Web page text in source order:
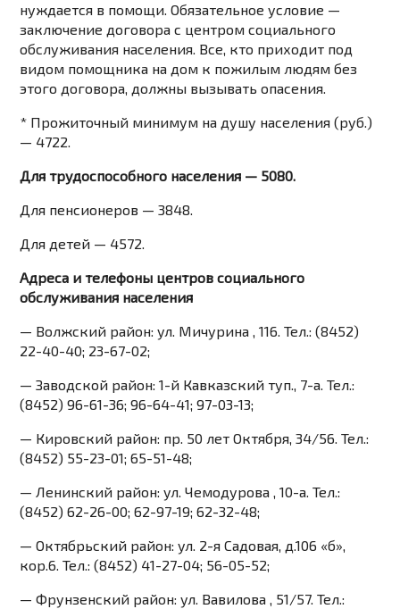
нуждается в помощи. Обязательное условие —
заключение договора с центром социального
обслуживания населения. Все, кто приходит под
видом помощника на дом к пожилым людям без
этого договора, должны вызывать опасения.
* Прожиточный минимум на душу населения (руб.)
— 4722.
Для трудоспособного населения — 5080.
Для пенсионеров — 3848.
Для детей — 4572.
Адреса и телефоны центров социального
обслуживания населения
— Волжский район: ул. Мичурина , 116. Тел.: (8452)
22-40-40; 23-67-02;
— Заводской район: 1-й Кавказский туп., 7-а. Тел.:
(8452) 96-61-36; 96-64-41; 97-03-13;
— Кировский район: пр. 50 лет Октября, 34/56. Тел.:
(8452) 55-23-01; 65-51-48;
— Ленинский район: ул. Чемодурова , 10-а. Тел.:
(8452) 62-26-00; 62-97-19; 62-32-48;
— Октябрьский район: ул. 2-я Садовая, д.106 «б»,
кор.6. Тел.: (8452) 41-27-04; 56-05-52;
— Фрунзенский район: ул. Вавилова , 51/57. Тел.: